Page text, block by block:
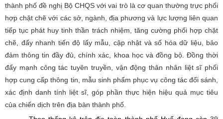
thành phố đề nghị Bộ CHQS với vai trò là cơ quan thường trực phối
hợp chặt chẽ với các sở, ngành, địa phương và lực lượng liên quan
tiếp tục phát huy tinh thần trách nhiệm, tăng cường phối hợp chặt
chẽ, đẩy nhanh tiến độ lấy mẫu, cập nhật và số hóa dữ liệu, bảo
đảm thông tin đầy đủ, chính xác, khoa học và đồng bộ. Đồng thời
đẩy mạnh công tác tuyên truyền, vận động thân nhân liệt sĩ phối
hợp cung cấp thông tin, mẫu sinh phẩm phục vụ công tác đối sánh,
xác định danh tính liệt sĩ, góp phần thực hiện hiệu quả mục tiêu
của chiến dịch trên địa bàn thành phố.